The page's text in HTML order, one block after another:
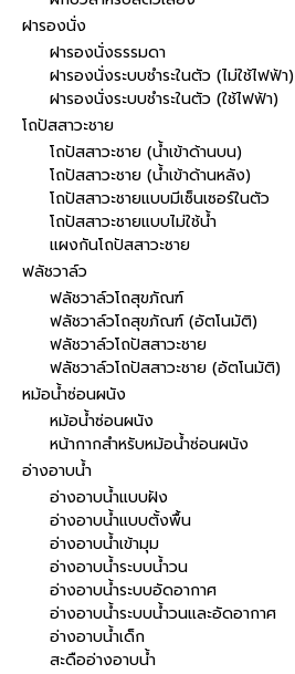
ฝารองนั่ง
ฝารองนั่งธรรมดา
ฝารองนั่งระบบชำระในตัว (ไม่ใช้ไฟฟ้า)
ฝารองนั่งระบบชำระในตัว (ใช้ไฟฟ้า)
โถปัสสาวะชาย
โถปัสสาวะชาย (น้ำเข้าด้านบน)
โถปัสสาวะชาย (น้ำเข้าด้านหลัง)
โถปัสสาวะชายแบบมีเซ็นเซอร์ในตัว
โถปัสสาวะชายแบบไม่ใช้น้ำ
แผงกันโถปัสสาวะชาย
ฟลัชวาล์ว
ฟลัชวาล์วโถสุขภัณฑ์
ฟลัชวาล์วโถสุขภัณฑ์ (อัตโนมัติ)
ฟลัชวาล์วโถปัสสาวะชาย
ฟลัชวาล์วโถปัสสาวะชาย (อัตโนมัติ)
หม้อน้ำซ่อนผนัง
หม้อน้ำซ่อนผนัง
หน้ากากสำหรับหม้อน้ำซ่อนผนัง
อ่างอาบน้ำ
อ่างอาบน้ำแบบฝัง
อ่างอาบน้ำแบบตั้งพื้น
อ่างอาบน้ำเข้ามุม
อ่างอาบน้ำระบบน้ำวน
อ่างอาบน้ำระบบอัดอากาศ
อ่างอาบน้ำระบบน้ำวนและอัดอากาศ
อ่างอาบน้ำเด็ก
สะดืออ่างอาบน้ำ